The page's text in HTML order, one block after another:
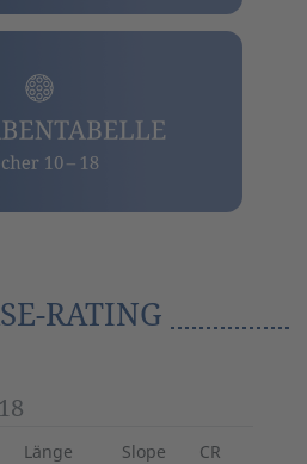
RATING
Länge Slope CR